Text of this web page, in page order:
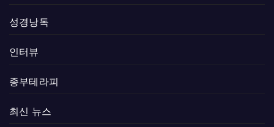
성경낭독
인터뷰
종부테라피
최신 뉴스